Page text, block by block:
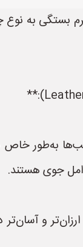
به نوع
به‌طور خاص
جوی هستند.
و